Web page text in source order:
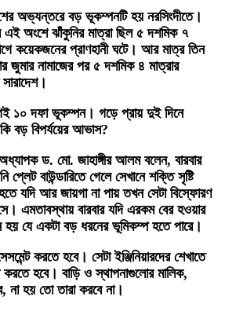
অভ্যন্তরে বড় ভূকম্পনটি হয় নরসিংদীতে।
এই অংশে ঝাঁকুনির মাত্রা ছিল ৫ দশমিক ৭
কয়েকজনের প্রাণহানী ঘটে। আর মাত্র তিন
জুমার নামাজের পর ৫ দশমিক ৪ মাত্রার
১০ দফা ভূকম্পন। গড়ে প্রায় দুই দিনে
বড় বিপর্যয়ের আভাস?
ড. মো. জাহাঙ্গীর আলম বলেন, বারবার
বাউন্ডারিতে গেলে সেখানে শক্তি সৃষ্টি
যদি আর জায়গা না পায় তখন সেটা বিস্ফোরণ
এমতাবস্থায় বারবার যদি এরকম বের হওয়ার
হয় যে একটা বড় ধরনের ভূমিকম্প হতে পারে।
করতে হবে। সেটা ইঞ্জিনিয়ারদের শেখাতে
হবে। বাড়ি ও স্থাপনাগুলোর মালিক,
না হয় তো তারা করবে না।